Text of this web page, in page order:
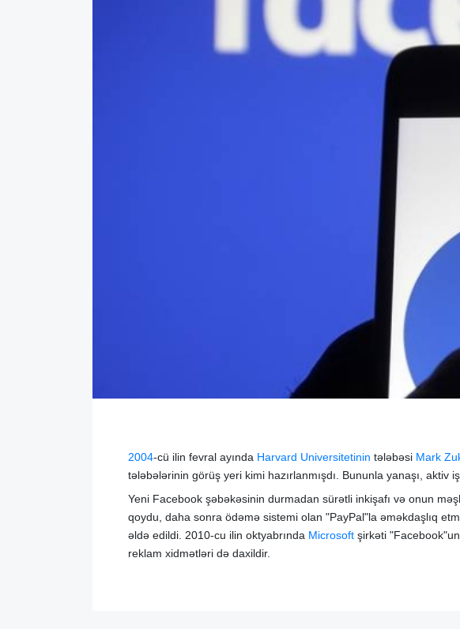
2004-cü ilin fevral ayında Harvard Universitetinin tələbəsi Mark
tələbələrinin görüş yeri kimi hazırlanmışdı. Bununla yanaşı, aktiv
Yeni Facebook şəbəkəsinin durmadan sürətli inkişafı və onun
qoydu, daha sonra ödəmə sistemi olan "PayPal"la əməkdaşlıq
əldə edildi. 2010-cu ilin oktyabrında Microsoft şirkəti
reklam xidmətləri də daxildir.